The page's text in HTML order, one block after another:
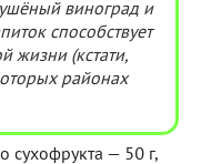
виноград и
способствует
жизни (кстати,
районах
сухофрукта — 50 г,